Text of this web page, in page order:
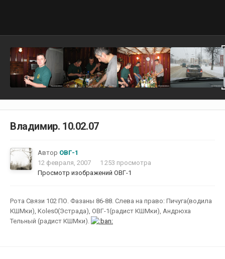
Владимир. 10.02.07
Автор ОВГ-1
12 февраля, 2007
1 253 просмотра
Просмотр изображений ОВГ-1
Рота Связи 102 ПО. Фазаны 86-88. Слева на право: Пичуга(водила
КШМки), Koles0(Эстрада), ОВГ-1(радист КШМки), Андрюха
Тельный (радист КШМки).